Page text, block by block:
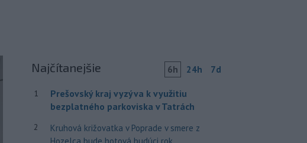
Najčítanejšie 6h 24h 7d
1
Prešovský kraj vyzýva k využitiu
bezplatného parkoviska v Tatrách
2
Kruhová križovatka v Poprade v smere z